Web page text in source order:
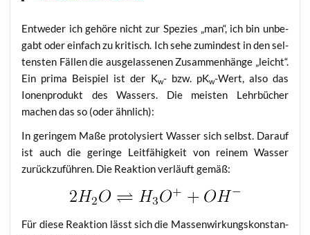
Ent­we­der ich gehö­re nicht zur Spe­zi­es „man“, ich bin unbe­
gabt oder ein­fach zu kri­tisch. Ich sehe zumin­dest in den sel­
tens­ten Fäl­len die aus­ge­las­se­nen Zusam­men­hän­ge „leicht“.
Ein pri­ma Bei­spiel ist der Kw- bzw. pKw-Wert, also das
Ionen­pro­dukt des Was­sers. Die meis­ten Lehr­bü­cher
machen das so (oder ähnlich):
In gerin­gem Maße pro­to­ly­siert Was­ser sich selbst. Dar­auf
ist auch die gerin­ge Leit­fä­hig­keit von rei­nem Was­ser
zurück­zu­füh­ren. Die Reak­ti­on ver­läuft gemäß:
Für die­se Reak­ti­on lässt sich die Mas­sen­wir­kungs­kon­stan­